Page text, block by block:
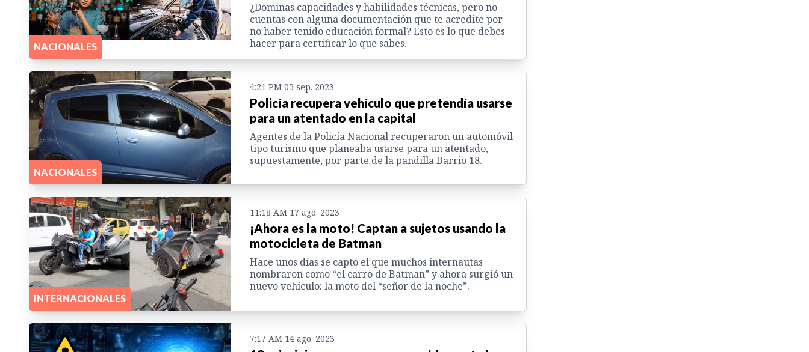
NACIONALES
¿Dominas capacidades y habilidades técnicas, pero no
cuentas con alguna documentación que te acredite por
no haber tenido educación formal? Esto es lo que debes
hacer para certificar lo que sabes.
NACIONALES
4:21 PM 05 sep. 2023
Policía recupera vehículo que pretendía usarse
para un atentado en la capital
Agentes de la Policía Nacional recuperaron un automóvil
tipo turismo que planeaba usarse para un atentado,
supuestamente, por parte de la pandilla Barrio 18.
INTERNACIONALES
11:18 AM 17 ago. 2023
¡Ahora es la moto! Captan a sujetos usando la
motocicleta de Batman
Hace unos días se captó el que muchos internautas
nombraron como “el carro de Batman” y ahora surgió un
nuevo vehículo: la moto del “señor de la noche”.
7:17 AM 14 ago. 2023